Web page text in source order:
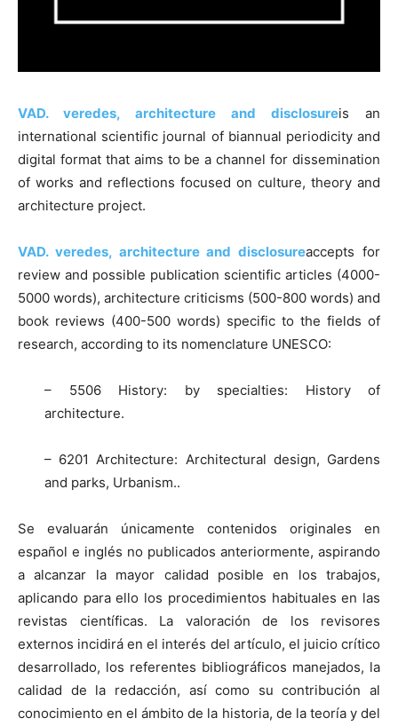
VAD. veredes, architecture and disclosureis an
international scientific journal of biannual periodicity and
digital format that aims to be a channel for dissemination
of works and reflections focused on culture, theory and
architecture project.
VAD. veredes, architecture and disclosureaccepts for
review and possible publication scientific articles (4000-
5000 words), architecture criticisms (500-800 words) and
book reviews (400-500 words) specific to the fields of
research, according to its nomenclature UNESCO:
– 5506 History: by specialties: History of
architecture.
– 6201 Architecture: Architectural design, Gardens
and parks, Urbanism..
Se evaluarán únicamente contenidos originales en
español e inglés no publicados anteriormente, aspirando
a alcanzar la mayor calidad posible en los trabajos,
aplicando para ello los procedimientos habituales en las
revistas científicas. La valoración de los revisores
externos incidirá en el interés del artículo, el juicio crítico
desarrollado, los referentes bibliográficos manejados, la
calidad de la redacción, así como su contribución al
conocimiento en el ámbito de la historia, de la teoría y del